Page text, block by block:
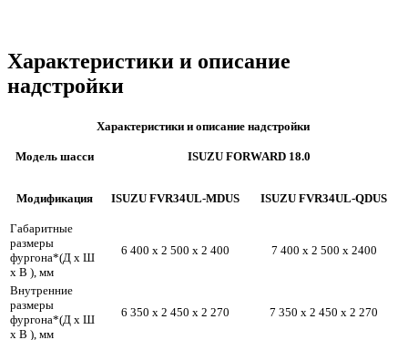
Характеристики и описание
надстройки
Характеристики и описание надстройки
Модель шасси ISUZU FORWARD 18.0
Модификация ISUZU FVR34UL-MDUS ISUZU FVR34UL-QDUS
Габаритные
размеры
фургона*(Д х Ш
х В ), мм
6 400 х 2 500 х 2 400 7 400 х 2 500 х 2400
Внутренние
размеры
фургона*(Д х Ш
х В ), мм
6 350 х 2 450 х 2 270 7 350 х 2 450 х 2 270